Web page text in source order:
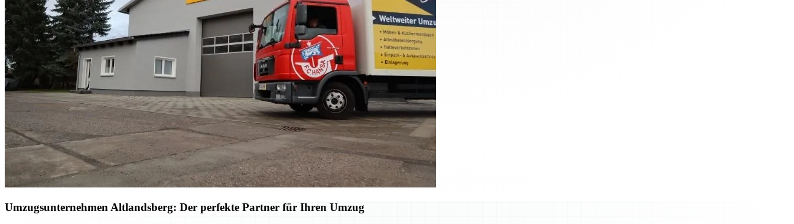
Umzugsunternehmen Altlandsberg: Der perfekte Partner für Ihren Umzug